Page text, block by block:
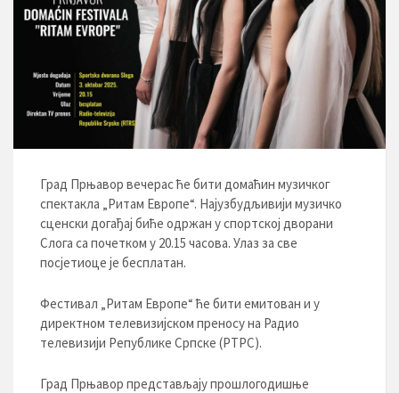
Град Прњавор вечерас ће бити домаћин музичког
спектакла „Ритам Европе“. Најузбудљивији музичко
сценски догађај биће одржан у спортској дворани
Слога са почетком у 20.15 часова. Улаз за све
посјетиоце је бесплатан.
Фестивал „Ритам Европе“ ће бити емитован и у
директном телевизијском преносу на Радио
телевизији Републике Српске (РТРС).
Град Прњавор представљају прошлогодишње